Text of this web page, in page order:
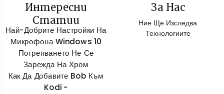
Интересни
Статии
Най-Добрите Настройки На
Микрофона Windows 10
Потрепването Не Се
Зарежда На Хром
Как Да Добавите Bob Към
Kodi -
За Нас
Ние Ще Изследва
Технологиите